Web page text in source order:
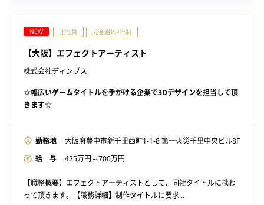
NEW 正社員 完全週休2日制
【大阪】エフェクトアーティスト
株式会社ディンプス
☆幅広いゲームタイトルを手がける企業で3Dデザインを担当して頂
きます☆
勤務地
大阪府豊中市新千里西町1-1-8 第一火災千里中央ビル8F
給 与
425万円～700万円
【職務概要】エフェクトアーティストとして、同社タイトルに携わ
って頂きます。【職務詳細】制作タイトルに要求...